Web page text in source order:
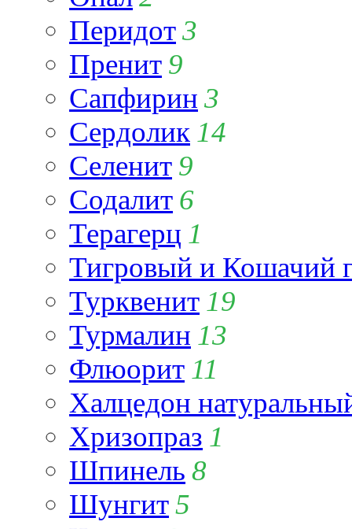
Перидот3
Пренит 9
Сапфирин 3
Сердолик 14
Селенит 9
Содалит 6
Терагерц 1
Тигровый и Кошачий
Турквенит 19
Турмалин 13
Флюорит 11
Халцедон
Хризопраз 1
Шпинель 8
Шунгит5